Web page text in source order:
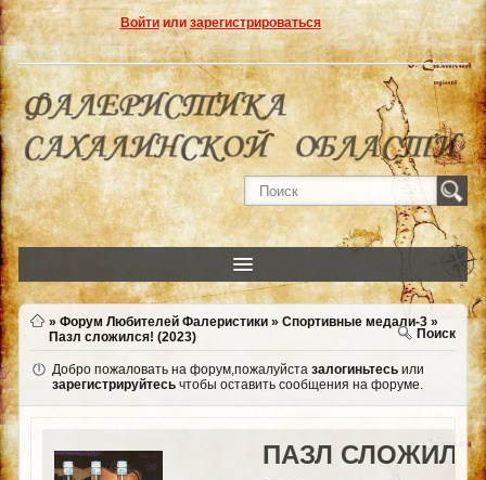
Войтиили зарегистрироваться
» Форум Любителей Фалеристики» Спортивные медали-3»
Пазл сложился! (2023)
Поиск
Добро пожаловать на форум,пожалуйста залогиньтесьили
зарегистрируйтесьчтобы оставить сообщения на форуме.
ПАЗЛ